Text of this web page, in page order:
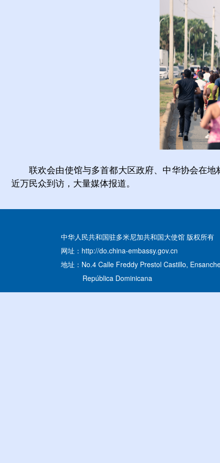
联欢会由使馆与多首都大区政府、中华协会在
近万民众到访，大量媒体报道。
中华人民共和国驻多米尼加共和国大使馆 版权所有
网址：http://do.china-embassy.gov.cn
地址：No.4 Calle Freddy Prestol Castillo,
República Dominicana